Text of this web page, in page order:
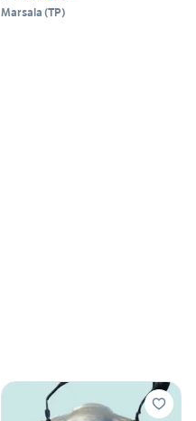
Marsala (TP)